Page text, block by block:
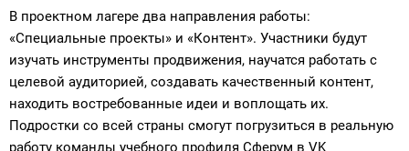
В проектном лагере два направления работы:
«Специальные проекты» и «Контент». Участники будут
изучать инструменты продвижения, научатся работать с
целевой аудиторией, создавать качественный контент,
находить востребованные идеи и воплощать их.
Подростки со всей страны смогут погрузиться в реальную
работу команды учебного профиля Сферум в VK